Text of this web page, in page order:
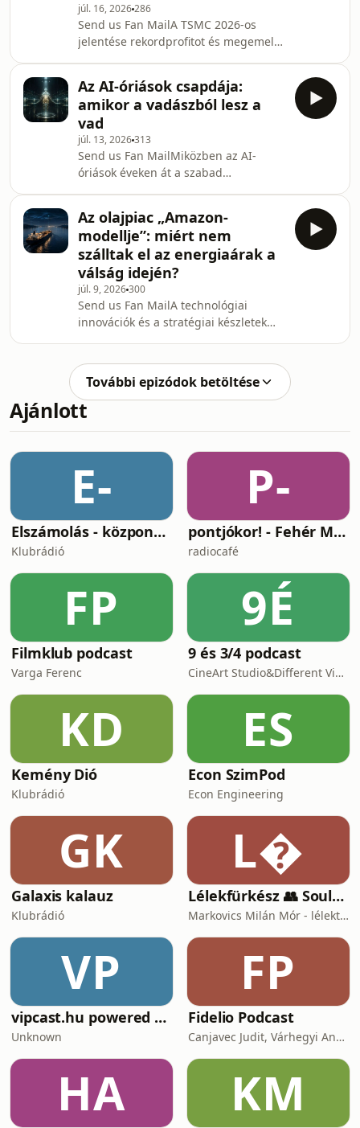
összefoglaló, iratkozz fel hírlevelünkre
az investrium.one oldalán!További
tananyagokért és útmutatókért pedig
látogass el a varkuti.eu oldalra – ott
kezdő szintt
júl. 16, 2026286
Send us Fan MailA TSMC 2026-os
jelentése rekordprofitot és megemelt
marzsok szűkülése miatt a piac
vegyesen fogadta a híreket.A cikk
bővebben itt olvasható.Ha tetszett ez
az összefoglaló, iratkozz fel
hírlevelünkre az investrium.one
oldalán!További tananyagokért és
útmutatókért pedig látogass el a
varkuti.eu oldalra – ott kezdő szint
Az AI-óriások csapdája:
amikor a vadászból lesz a
vad
júl. 13, 2026313
Send us Fan MailMiközben az AI-
óriások éveken át a szabad
modelljeik kimeneteit a „lepárlási
támadásoktól”.A cikk bővebben itt
olvasható.Ha tetszett ez az
összefoglaló, iratkozz fel hírlevelünkre
az investrium.one oldalán!További
tananyagokért és útmutatókért pedig
látogass el a varkuti.eu oldalra – ott
kezdő szinttől a haladóig
Az olajpiac „Amazon-
modellje”: miért nem
szálltak el az energiaárak a
válság idején?
júl. 9, 2026300
Send us Fan MailA technológiai
innovációk és a stratégiai készletek
világgazdaságot a 200 dolláros
ársokktól.A cikk bővebben itt
olvasható.Ha tetszett ez az
összefoglaló, iratkozz fel hírlevelünkre
tananyagokért és útmutatókért pedig
látogass el a varkuti.eu oldalra – ott
kezdő szinttől a haladóig
További epizódok betöltése
Ajánlott
E-
Elszámolás - központosítás, lojalitás és a függetlenség ára
Klubrádió
P-
pontjókor! - Fehér Mariannal
radiocafé
FP
Filmklub podcast
Varga Ferenc
9É
9 és 3/4 podcast
CineArt Studio&Different View Production
KD
Kemény Dió
Klubrádió
ES
Econ SzimPod
Econ Engineering
GK
Galaxis kalauz
Klubrádió
L
Lélekfürkész 👥 SoulScout
Markovics Milán Mór - lélektan, tudomány, vallás, harc
VP
vipcast.hu powered by Media1
Unknown
FP
Fidelio Podcast
Canjavec Judit, Várhegyi András, Gyürke Kata, Tompa Diána, Vass Antónia
HA KM